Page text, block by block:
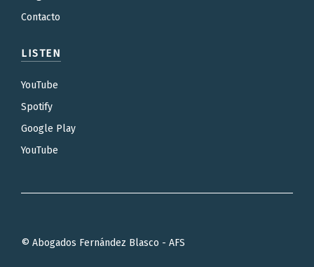
Contacto
LISTEN
YouTube
Spotify
Google Play
YouTube
© Abogados Fernández Blasco - AFS